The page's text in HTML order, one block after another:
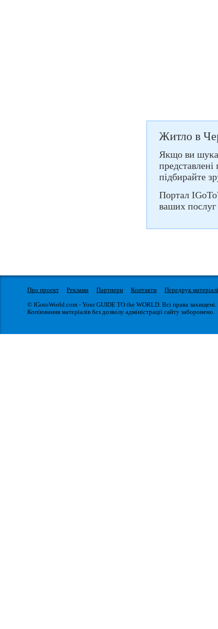
Житло в
Якщо ви
підбирайте
Портал
ваших послуг
Про проект Реклама Партнери Контакти
Передрук
© IGotoWorld.com - Your GUIDE TO the WORLD. Всі права захищені.
Копіювання матеріалів без дозволу адміністрації сайту заборонено.